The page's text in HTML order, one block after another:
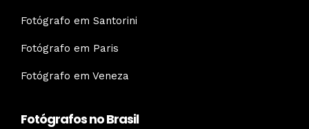
Fotógrafo em Santorini
Fotógrafo em Paris
Fotógrafo em Veneza
Fotógrafos no Brasil